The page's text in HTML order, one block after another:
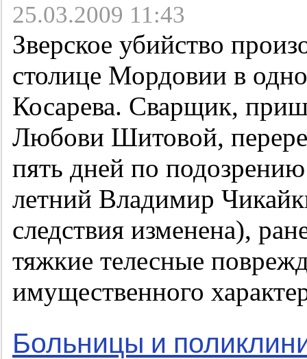
25.03.2009 11:43
Зверское убийство
столице Мордовии в
Косарева. Сварщик,
Любови Шитовой,
пять дней по
летний Владимир
следствия изменена),
тяжкие телесные
имущественного
Больницы и